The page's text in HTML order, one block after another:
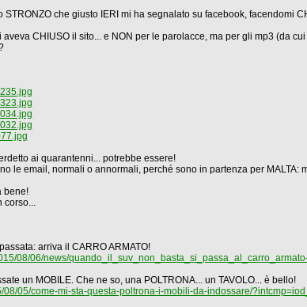
che giusto IERI mi ha segnalato su facebook, facendomi
CHIUSO il sito... e NON per le parolacce, ma per gli mp3 (da
ai quarantenni... potrebbe essere!
le email, normali o annormali, perché sono in partenza per MALTA:
bene!
corso...
arriva il CARRO ARMATO!
08/06/news/
un MOBILE. Che ne so, una POLTRONA... un TAVOLO... è bello!
05/come-mi-sta-questa-poltrona-i-mobili-da-indossare/